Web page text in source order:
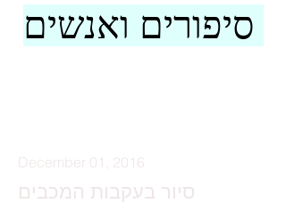
December 01, 2016
סיור בעקבות המכבים